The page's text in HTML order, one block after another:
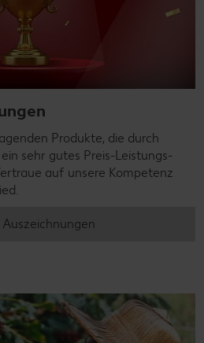
Produkte, die durch
sehr gutes Preis-Leistungs-
auf unsere Kompetenz